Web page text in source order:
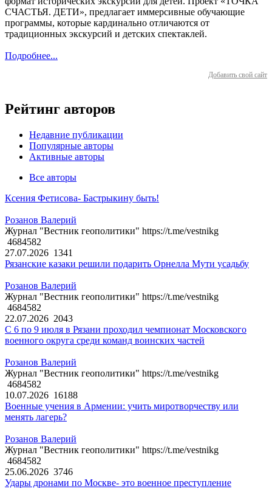
СЧАСТЬЯ. ДЕТИ», предлагает иммерсивные обучающие
программы, которые кардинально отличаются от
традиционных экскурсий и детских спектаклей.
Подробнее...
Добавить свой сайт
Рейтинг авторов
Недавние публикации
Популярные авторы
Активные авторы
Все авторы
Ксения Фетисова- Бастрыкину быть!
Розанов Валерий
Журнал "Вестник геополитики" https://t.me/vestnikg
4684582
27.07.2026 1341
Рязанские казаки решили подарить Орнелла Мути усадьбу
Розанов Валерий
Журнал "Вестник геополитики" https://t.me/vestnikg
4684582
22.07.2026 2043
С 6 по 9 июля в Рязани проходил чемпионат Московского
военного округа среди команд воинских частей
Розанов Валерий
Журнал "Вестник геополитики" https://t.me/vestnikg
4684582
10.07.2026 16188
Военные учения в Армении: учить миротворчеству или
менять лагерь?
Розанов Валерий
Журнал "Вестник геополитики" https://t.me/vestnikg
4684582
25.06.2026 3746
Удары дронами по Москве- это военное преступление